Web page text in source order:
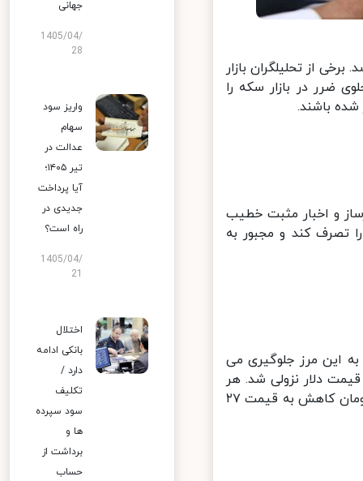
از تحلیلگران بازار
ضرر در بازار سکه را
باشند.
و اخبار مثبت خطیب
نتوانست کانال ۲۸ هزار تومان را تصرف کند و مجبور به
به این مرز جلوگیری می
دلار نزولی شد. هر
برگ اسکناس آمریکایی در ساعات پایانی معاملات نقدی روز دوشنبه با ۱۵۰ تومان کاهش به قیمت ۲۷
جهانی
1405/04/
28
واریز سود
سهام
عدالت در
تیر ۱۴۰۵؛
آیا پرداخت
جدیدی در
راه است؟
1405/04/
اختلال
بانکی ادامه
دارد /
تکلیف
سود سپرده
ها و
برداشت از
حساب